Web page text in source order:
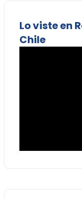
Lo viste en
Chile